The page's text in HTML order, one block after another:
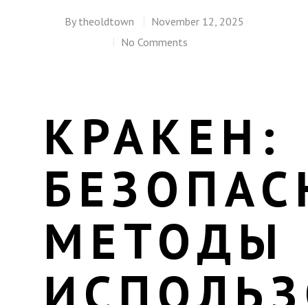
By theoldtown
November 12, 2025
No Comments
КРАКЕН:
МЕТОДЫ